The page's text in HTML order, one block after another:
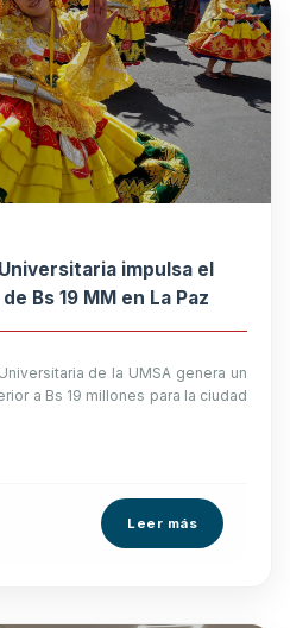
impulsa el
Bs 19 MM en La Paz
de la UMSA genera un
a Bs 19 millones para la ciudad
Leer más